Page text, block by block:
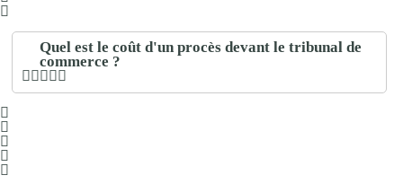
Quel est le coût d'un procès devant le tribunal de
commerce ?